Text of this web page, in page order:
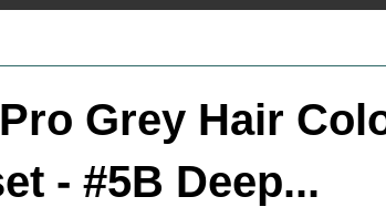
Grey Hair
- #5B Deep...